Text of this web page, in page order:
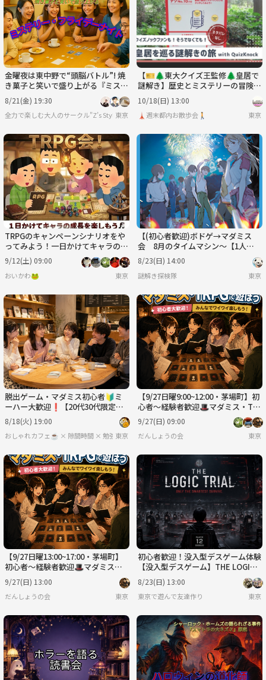
金曜夜は東中野で“頭脳バトル”! 焼
き菓子と笑いで盛り上がる『ミステ
リー・フライデーナイト』開催!
8/21(金) 19:30
全力で楽しむ大人のサークル"Z’s Style"東京
【🎫🌲東大クイズ王監修🌲皇居で
謎解き】歴史とミステリーの冒険に
出かけよう！
10/18(日) 13:00
🗼週末都内お散歩会🚶 東京
TRPGのキャンペーンシナリオをや
ってみよう！一日かけてキャラの成
長を楽しもう💪
9/12(土) 09:00
おいかわ🐸 東京
【(初心者歓迎)ボドゲ→マダミス
会 8月のタイムマシン～【1人参
加歓迎】
8/23(日) 14:00
謎解き探検隊 東京
脱出ゲーム・マダミス初心者🔰ミ
ーハー大歓迎❗️【20代30代限定】
平日夜におしゃれ空間で趣味共を作
ろう！
8/18(火) 19:00
おしゃれカフェ☕️ × 隙間時間 × 勉強・読書・おしゃべりサークル
東京
【9/27日曜9:00~12:00・茅場町】初
心者〜経験者歓迎🎩マダミス・TR
PG会【前日ｷｬﾝｾﾙ返金OK】
9/27(日) 09:00
だんしょうの会 東京
【9/27日曜13:00~17:00・茅場町】
初心者〜経験者歓迎🎩マダミス・T
RPG会【前日ｷｬﾝｾﾙ返金OK】
9/27(日) 13:00
だんしょうの会 東京
初心者歓迎！没入型デスゲーム体験
【没入型デスゲーム】THE LOGIC
TRIAL ～知略で生き残れ～
8/23(日) 13:00
東京で遊んで友達作り 東京